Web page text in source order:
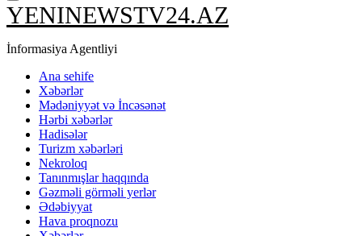
YENINEWSTV24.AZ
İnformasiya Agentliyi
Ana sehife
Xəbərlər
Mədəniyyət və İncəsənət
Hərbi xəbərlər
Hadisələr
Turizm xəbərləri
Nekroloq
Tanınmışlar haqqında
Gəzməli görməli yerlər
Ədəbiyyat
Hava proqnozu